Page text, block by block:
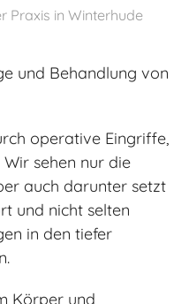
Praxis in Winterhude
und Behandlung von
operative Eingriffe,
sehen nur die
auch darunter setzt
und nicht selten
in den tiefer
Körper und